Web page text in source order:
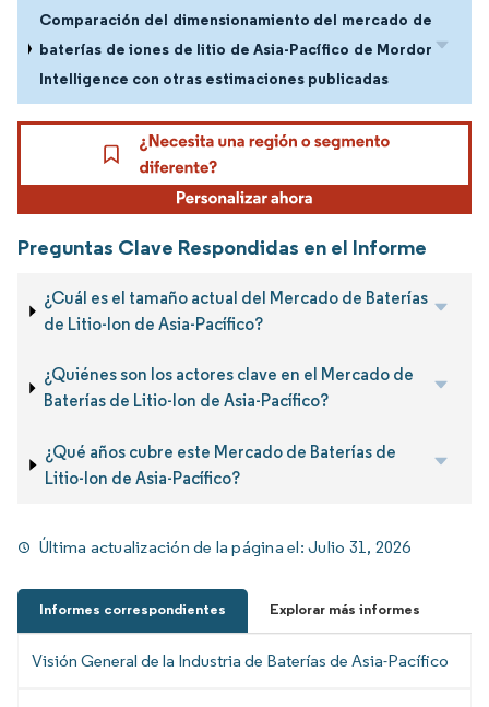
Comparación del dimensionamiento del mercado de
baterías de iones de litio de Asia-Pacífico de Mordor
Intelligence con otras estimaciones publicadas
Preguntas Clave Respondidas en el Informe
¿Cuál es el tamaño actual del Mercado de Baterías
de Litio-Ion de Asia-Pacífico?
¿Quiénes son los actores clave en el Mercado de
Baterías de Litio-Ion de Asia-Pacífico?
¿Qué años cubre este Mercado de Baterías de
Litio-Ion de Asia-Pacífico?
Última actualización de la página el:Julio 31, 2026
Informes correspondientes Explorar más informes
Visión General de la Industria de Baterías de Asia-Pacífico